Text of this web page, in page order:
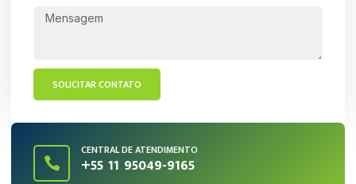
SOLICITAR CONTATO
CENTRAL DE ATENDIMENTO
+55 11 95049-9165